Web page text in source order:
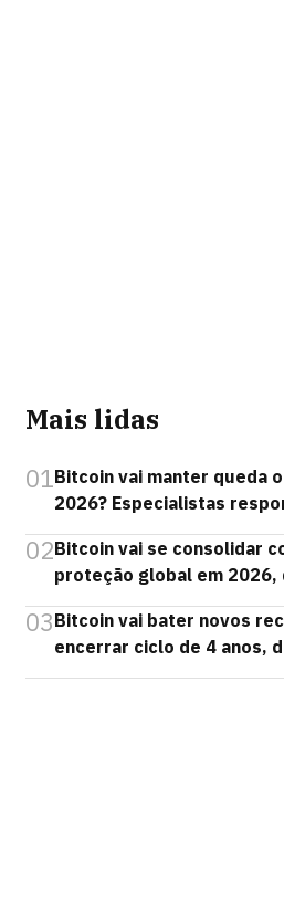
Mais lidas
01Bitcoin vai manter queda
2026? Especialistas
02Bitcoin vai se consolidar
proteção global em 2026,
03Bitcoin vai bater novos
encerrar ciclo de 4 anos,